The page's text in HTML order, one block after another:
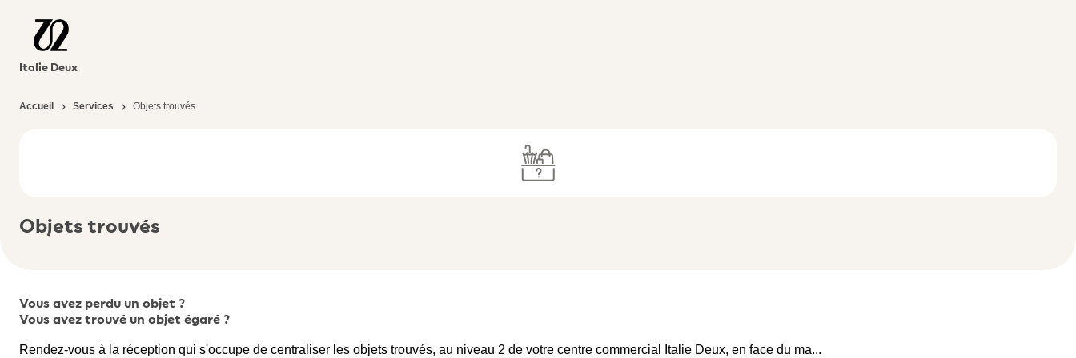
Italie Deux
Accueil Services Objets trouvés
Objets trouvés
Vous avez perdu un objet ?
Vous avez trouvé un objet égaré ?
Rendez-vous à la réception qui s'occupe de centraliser les objets trouvés, au niveau 2 de votre centre commercial Italie Deux, en face du ma...